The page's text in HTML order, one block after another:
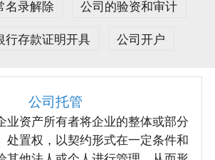
名录解除
公司的验资和审计
行存款证明开具 公司开户
公司托管
业资产所有者将企业的整体或部分
处置权，以契约形式在一定条件和